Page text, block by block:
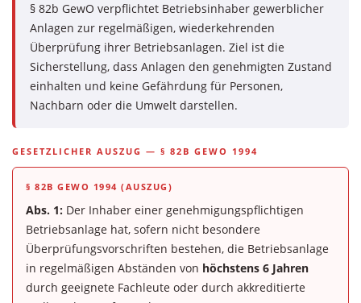
§ 82b GewO verpflichtet Betriebsinhaber gewerblicher
Anlagen zur regelmäßigen, wiederkehrenden
Überprüfung ihrer Betriebsanlagen. Ziel ist die
Sicherstellung, dass Anlagen den genehmigten Zustand
einhalten und keine Gefährdung für Personen,
Nachbarn oder die Umwelt darstellen.
GESETZLICHER AUSZUG — § 82B GEWO 1994
§ 82B GEWO 1994 (AUSZUG)
Abs. 1: Der Inhaber einer genehmigungspflichtigen
Betriebsanlage hat, sofern nicht besondere
Überprüfungsvorschriften bestehen, die Betriebsanlage
in regelmäßigen Abständen von höchstens 6 Jahren
durch geeignete Fachleute oder durch akkreditierte